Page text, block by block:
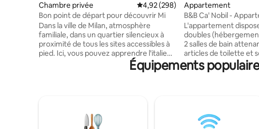
Chambre privée Évaluation moyenne sur la base de
4,92 (298)
Bon point de départ pour découvrir Mi
Dans la ville de Milan, atmosphère
familiale, dans un quartier silencieux à
proximité de tous les sites accessibles à
pied. Ici, vous pouvez apprendre l'italien,
parler anglais, français, un peu
région est très proche de toutes les
principales attractions et nous serons
Appartement
B&B Ca' Nobil -
chambres
L'appartement
doubles
2 salles de bain
articles de toilette et
Chaque chambre
climatisation, d'une
thé/chauffe-eau. Un
parking privé à
Équipements